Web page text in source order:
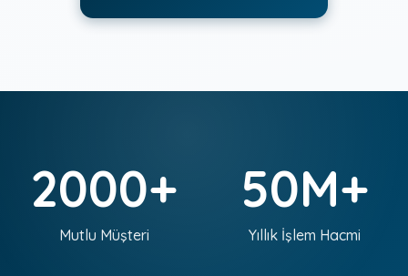
2000+
Mutlu Müşteri
50M+
Yıllık İşlem Hacmi